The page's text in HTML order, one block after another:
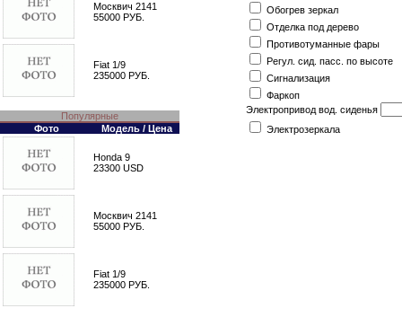
Москвич 2141
55000 РУБ.
Fiat 1/9
235000 РУБ.
Популярные
Фото
Модель / Цена
Honda 9
23300 USD
Москвич 2141
55000 РУБ.
Fiat 1/9
235000 РУБ.
Обогрев зеркал
Отделка под дерево
Противотуманные фары
Регул. сид. пасс. по высоте
Сигнализация
Фаркоп
Электропривод вод. сиденья
Электрозеркала